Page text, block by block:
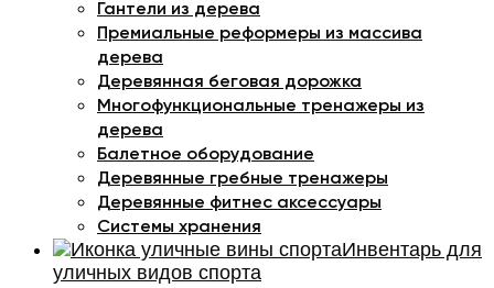
Гантели из дерева
Премиальные реформеры из массива
дерева
Деревянная беговая дорожка
Многофункциональные тренажеры из
дерева
Балетное оборудование
Деревянные гребные тренажеры
Деревянные фитнес аксессуары
Системы хранения
Инвентарь для
уличных видов спорта